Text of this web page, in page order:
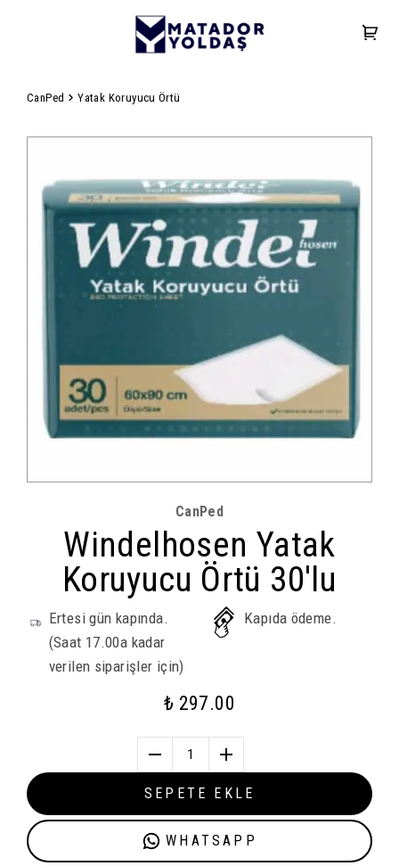
CanPed Yatak Koruyucu Örtü
CanPed
Windelhosen Yatak
Koruyucu Örtü 30'lu
Ertesi gün kapında.
(Saat 17.00a kadar
verilen siparişler için)
Kapıda ödeme.
₺ 297.00
1
SEPETE EKLE
WHATSAPP